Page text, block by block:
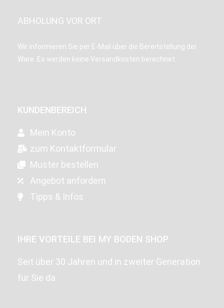
ABHOLUNG VOR ORT
Wir informieren Sie per E-Mail über die Bereitstellung der
Ware. Es werden keine Versandkosten berechnet.
KUNDENBEREICH
Mein Konto
zum Kontaktformular
Muster bestellen
Angebot anfordern
Tipps & Infos
IHRE VORTEILE BEI MY BODEN SHOP
Seit über 30 Jahren und in zweiter Generation
für Sie da